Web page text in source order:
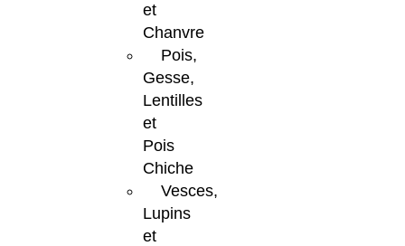
et
Chanvre
Pois,
Gesse,
Lentilles
et
Pois
Chiche
Vesces,
Lupins
et